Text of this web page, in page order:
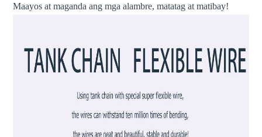
Maayos at maganda ang mga alambre, matatag at matibay!